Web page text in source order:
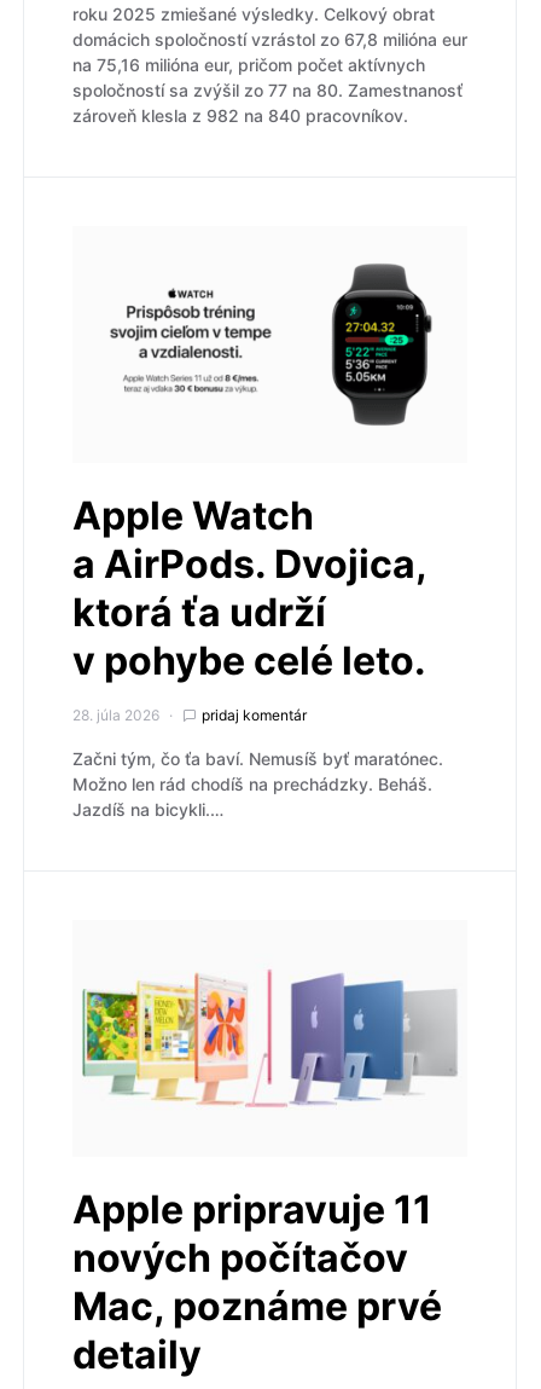
roku 2025 zmiešané výsledky. Celkový obrat
domácich spoločností vzrástol zo 67,8 milióna eur
na 75,16 milióna eur, pričom počet aktívnych
spoločností sa zvýšil zo 77 na 80. Zamestnanosť
zároveň klesla z 982 na 840 pracovníkov.
Apple Watch
a AirPods. Dvojica,
ktorá ťa udrží
v pohybe celé leto.
28. júla 2026 pridaj komentár
Začni tým, čo ťa baví. Nemusíš byť maratónec.
Možno len rád chodíš na prechádzky. Beháš.
Jazdíš na bicykli.…
Apple pripravuje 11
nových počítačov
Mac, poznáme prvé
detaily